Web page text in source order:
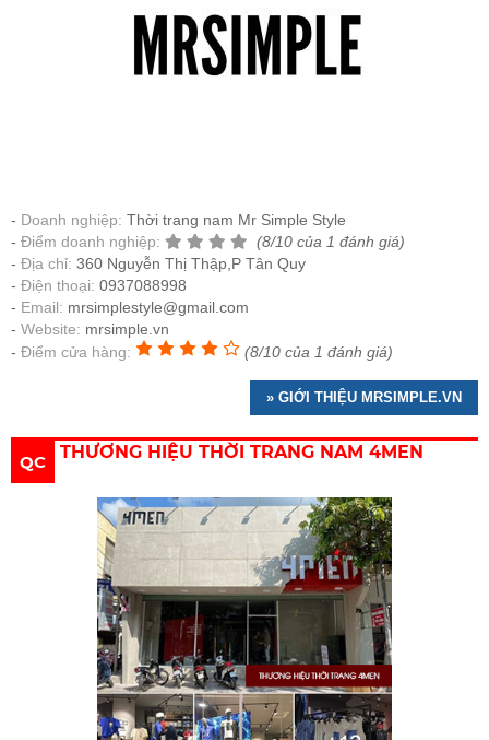
Doanh nghiệp: Thời trang nam Mr Simple Style
Điểm doanh nghiệp:
(8/10 của 1 đánh giá)
Địa chỉ: 360 Nguyễn Thị Thập,P Tân Quy
Điện thoại: 0937088998
Email: mrsimplestyle@gmail.com
Website: mrsimple.vn
Điểm cửa hàng:
(8/10 của 1 đánh giá)
» GIỚI THIỆU MRSIMPLE.VN
QC THƯƠNG HIỆU THỜI TRANG NAM 4MEN